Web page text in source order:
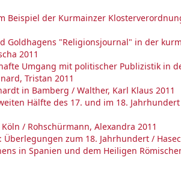
der Kurmainzer
Goldhagens "Religionsjournal" in der
2011
Umgang mit politischer Publizistik in
Tristan 2011
in Bamberg / Walther, Karl Klaus 2011
Hälfte des 17. und im 18.
/ Rohschürmann, Alexandra 2011
zum 18. Jahrhundert /
in Spanien und dem Heiligen